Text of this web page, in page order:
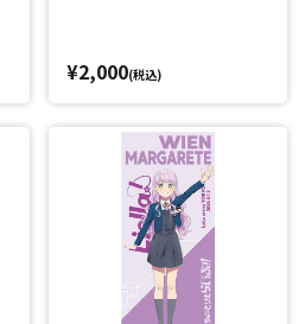
¥2,000(税込)